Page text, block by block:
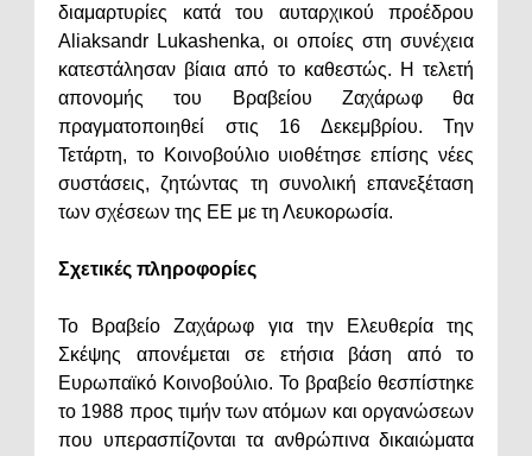
διαμαρτυρίες κατά του αυταρχικού προέδρου
Aliaksandr Lukashenka, οι οποίες στη συνέχεια
κατεστάλησαν βίαια από το καθεστώς. Η τελετή
απονομής του Βραβείου Ζαχάρωφ θα
πραγματοποιηθεί στις 16 Δεκεμβρίου. Την
Τετάρτη, το Κοινοβούλιο υιοθέτησε επίσης νέες
συστάσεις, ζητώντας τη συνολική επανεξέταση
των σχέσεων της ΕΕ με τη Λευκορωσία.
Σχετικές πληροφορίες
Το Βραβείο Ζαχάρωφ για την Ελευθερία της
Σκέψης απονέμεται σε ετήσια βάση από το
Ευρωπαϊκό Κοινοβούλιο. Το βραβείο θεσπίστηκε
το 1988 προς τιμήν των ατόμων και οργανώσεων
που υπερασπίζονται τα ανθρώπινα δικαιώματα